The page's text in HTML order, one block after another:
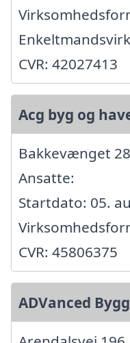
CVR: 42027413
Acg byg og
Bakkevænget
Ansatte:
Startdato: 05.
CVR: 45806375
ADVanced